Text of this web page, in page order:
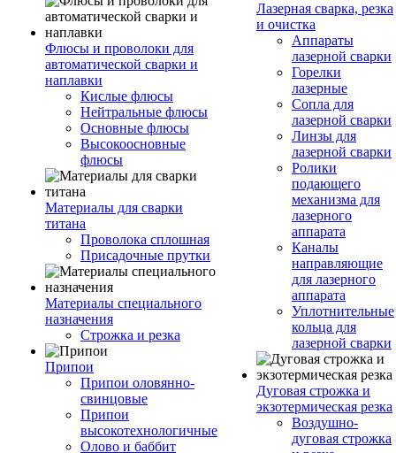
Флюсы и проволоки для
автоматической сварки и
наплавки
Кислые флюсы
Нейтральные флюсы
Основные флюсы
Высокоосновные
флюсы
Материалы для сварки
титана
Проволока сплошная
Присадочные прутки
Материалы специального
назначения
Строжка и резка
Припои
Припои оловянно-
свинцовые
Припои
высокотехнологичные
Олово и баббит
Лазерная сварка, резка
и очистка
Аппараты
лазерной сварки
Горелки
лазерные
Сопла для
лазерной сварки
Линзы для
лазерной сварки
Ролики
подающего
механизма для
лазерного
аппарата
Каналы
направляющие
для лазерного
аппарата
Уплотнительные
кольца для
лазерной сварки
Дуговая строжка и
экзотермическая резка
Воздушно-
дуговая строжка